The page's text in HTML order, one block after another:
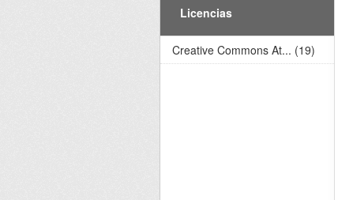
Licencias
Creative Commons At... (19)